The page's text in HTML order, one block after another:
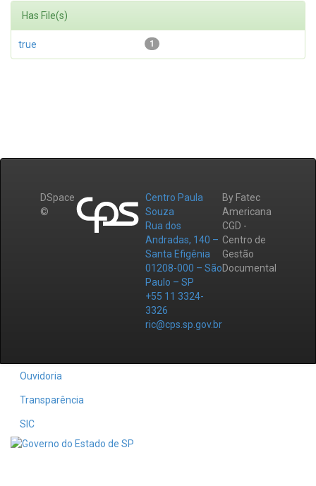
Has File(s)
1
true
DSpace
©
Centro Paula
Souza
Rua dos
Andradas, 140 –
Santa Efigênia
01208-000 – São
Paulo – SP
+55 11 3324-
3326
ric@cps.sp.gov.br
By Fatec
Americana
CGD -
Centro de
Gestão
Documental
Ouvidoria
Transparência
SIC